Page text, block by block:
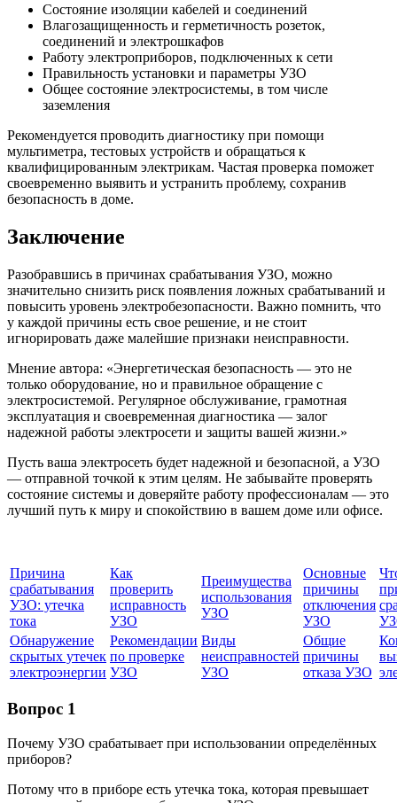
Состояние изоляции кабелей и соединений
Влагозащищенность и герметичность розеток,
соединений и электрошкафов
Работу электроприборов, подключенных к сети
Правильность установки и параметры УЗО
Общее состояние электросистемы, в том числе
заземления
Рекомендуется проводить диагностику при помощи
мультиметра, тестовых устройств и обращаться к
квалифицированным электрикам. Частая проверка поможет
своевременно выявить и устранить проблему, сохранив
безопасность в доме.
Заключение
Разобравшись в причинах срабатывания УЗО, можно
значительно снизить риск появления ложных срабатываний и
повысить уровень электробезопасности. Важно помнить, что
у каждой причины есть свое решение, и не стоит
игнорировать даже малейшие признаки неисправности.
Мнение автора: «Энергетическая безопасность — это не
только оборудование, но и правильное обращение с
электросистемой. Регулярное обслуживание, грамотная
эксплуатация и своевременная диагностика — залог
надежной работы электросети и защиты вашей жизни.»
Пусть ваша электросеть будет надежной и безопасной, а УЗО
— отправной точкой к этим целям. Не забывайте проверять
состояние системы и доверяйте работу профессионалам — это
лучший путь к миру и спокойствию в вашем доме или офисе.
Причина
срабатывания
УЗО: утечка
тока
Как
проверить
исправность
УЗО
Преимущества
использования
УЗО
Основные
причины
отключения
УЗО
Обнаружение
скрытых утечек
электроэнергии
Рекомендации
по проверке
УЗО
Виды
неисправностей
УЗО
Общие
причины
отказа УЗО
Вопрос 1
Почему УЗО срабатывает при использовании определённых
приборов?
Потому что в приборе есть утечка тока, которая превышает